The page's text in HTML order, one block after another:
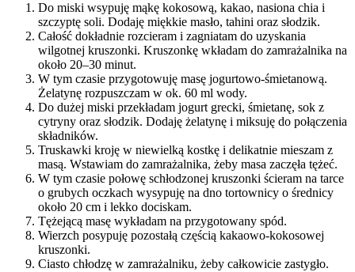
Do miski wsypuję mąkę kokosową, kakao, nasiona chia i
szczyptę soli. Dodaję miękkie masło, tahini oraz słodzik.
Całość dokładnie rozcieram i zagniatam do uzyskania
wilgotnej kruszonki. Kruszonkę wkładam do zamrażalnika na
około 20–30 minut.
W tym czasie przygotowuję masę jogurtowo-śmietanową.
Żelatynę rozpuszczam w ok. 60 ml wody.
Do dużej miski przekładam jogurt grecki, śmietanę, sok z
cytryny oraz słodzik. Dodaję żelatynę i miksuję do połączenia
składników.
Truskawki kroję w niewielką kostkę i delikatnie mieszam z
masą. Wstawiam do zamrażalnika, żeby masa zaczęła tężeć.
W tym czasie połowę schłodzonej kruszonki ścieram na tarce
o grubych oczkach wysypuję na dno tortownicy o średnicy
około 20 cm i lekko dociskam.
Tężejącą masę wykładam na przygotowany spód.
Wierzch posypuję pozostałą częścią kakaowo-kokosowej
kruszonki.
Ciasto chłodzę w zamrażalniku, żeby całkowicie zastygło.